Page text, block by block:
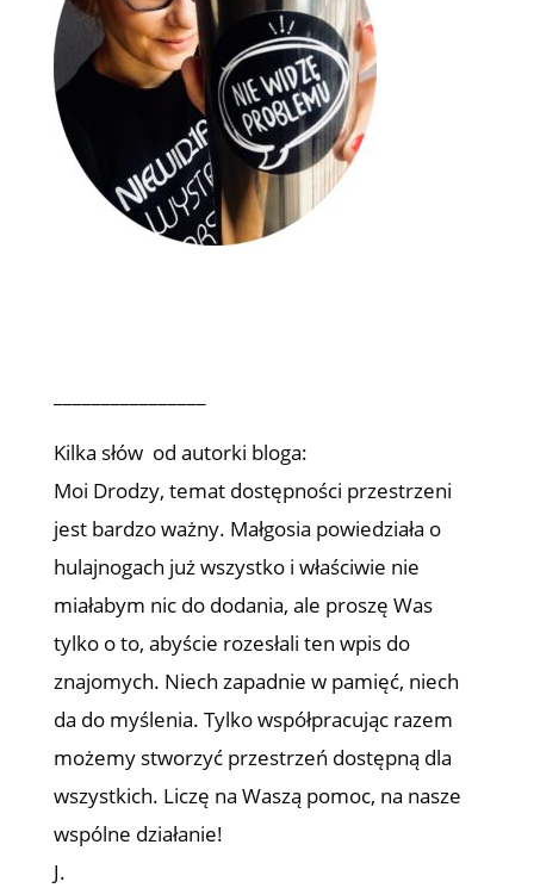
Kilka słów od autorki bloga:
Moi Drodzy, temat dostępności przestrzeni
jest bardzo ważny. Małgosia powiedziała o
hulajnogach już wszystko i właściwie nie
miałabym nic do dodania, ale proszę Was
tylko o to, abyście rozesłali ten wpis do
znajomych. Niech zapadnie w pamięć, niech
da do myślenia. Tylko współpracując razem
możemy stworzyć przestrzeń dostępną dla
wszystkich. Liczę na Waszą pomoc, na nasze
wspólne działanie!
J.